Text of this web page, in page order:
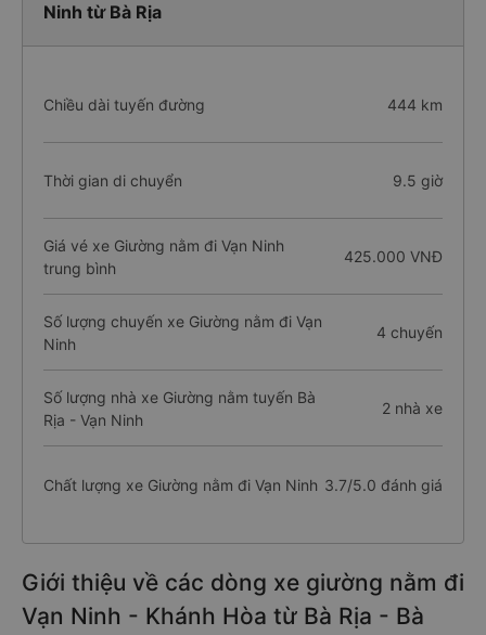
Ninh từ Bà Rịa
Chiều dài tuyến đường 444 km
Thời gian di chuyển 9.5 giờ
Giá vé xe Giường nằm đi Vạn Ninh
trung bình
425.000 VNĐ
Số lượng chuyến xe Giường nằm đi Vạn
Ninh
4 chuyến
Số lượng nhà xe Giường nằm tuyến Bà
Rịa - Vạn Ninh
2 nhà xe
Chất lượng xe Giường nằm đi Vạn Ninh 3.7/5.0 đánh giá
Giới thiệu về các dòng xe giường nằm đi
Vạn Ninh - Khánh Hòa từ Bà Rịa - Bà